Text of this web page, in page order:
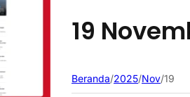
19
Beranda/2025/Nov/19